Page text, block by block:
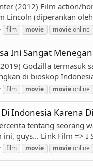
(2012) Film action/
Lincoln (diperankan
film movie movieonline
Ini Sangat
Godzilla termasuk
di bioskop
film movie movieonline
Indonesia Karena
tentang seorang
guys... Link Film => I
film movie movieonline